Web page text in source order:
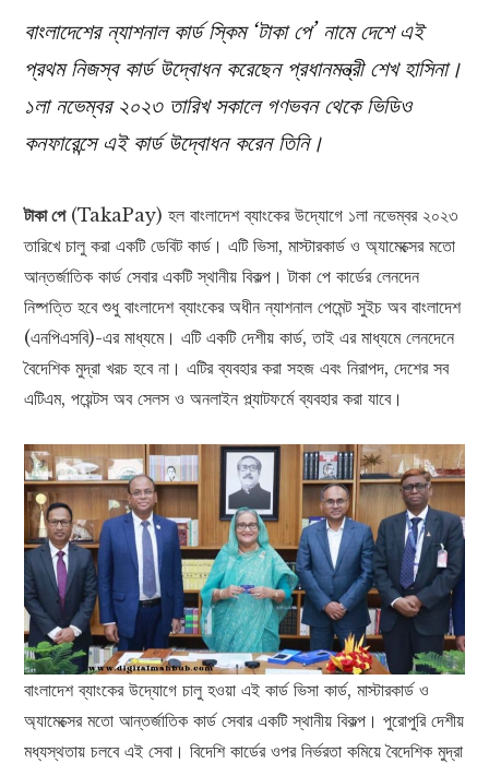
বাংলাদেশের ন্যাশনাল কার্ড স্কিম ‘টাকা পে’ নামে দেশে এই
প্রথম নিজস্ব কার্ড উদ্বোধন করেছেন প্রধানমন্ত্রী শেখ হাসিনা।
১লা নভেম্বর ২০২৩ তারিখ সকালে গণভবন থেকে ভিডিও
কনফারেন্সে এই কার্ড উদ্বোধন করেন তিনি।
টাকা পে(TakaPay) হল বাংলাদেশ ব্যাংকের উদ্যোগে ১লা নভেম্বর ২০২৩
তারিখে চালু করা একটি ডেবিট কার্ড। এটি ভিসা, মাস্টারকার্ড ও অ্যামেক্সের মতো
আন্তর্জাতিক কার্ড সেবার একটি স্থানীয় বিকল্প। টাকা পে কার্ডের লেনদেন
নিষ্পত্তি হবে শুধু বাংলাদেশ ব্যাংকের অধীন ন্যাশনাল পেমেন্ট সুইচ অব বাংলাদেশ
(এনপিএসবি)-এর মাধ্যমে। এটি একটি দেশীয় কার্ড, তাই এর মাধ্যমে লেনদেনে
বৈদেশিক মুদ্রা খরচ হবে না। এটির ব্যবহার করা সহজ এবং নিরাপদ, দেশের সব
এটিএম, পয়েন্টস অব সেলস ও অনলাইন প্ল্যাটফর্মে ব্যবহার করা যাবে।
বাংলাদেশ ব্যাংকের উদ্যোগে চালু হওয়া এই কার্ড ভিসা কার্ড, মাস্টারকার্ড ও
অ্যামেক্সের মতো আন্তর্জাতিক কার্ড সেবার একটি স্থানীয় বিকল্প। পুরোপুরি দেশীয়
মধ্যস্থতায় চলবে এই সেবা। বিদেশি কার্ডের ওপর নির্ভরতা কমিয়ে বৈদেশিক মুদ্রা